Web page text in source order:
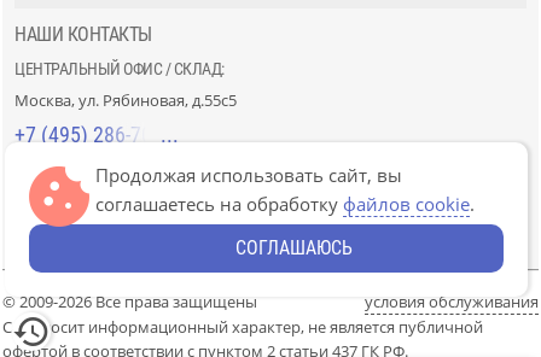
НАШИ КОНТАКТЫ
ЦЕНТРАЛЬНЫЙ ОФИС / СКЛАД:
Москва, ул. Рябиновая, д.55с5
+7 (495) 286-70-40
СТРОЙРЫНОК «СЛАВЯНСКИЙ МИР»:
Москва, 41км МКАД, пав. Г-14/7-8 и Д-14/7-8
+7 (499) 226-74-18
© 2009-2026 Все права защищены
условия обслуживания
Сайт носит информационный характер, не является публичной
офертой в соответствии с пунктом 2 статьи 437 ГК РФ.
Продолжая использовать сайт, вы
соглашаетесь на обработку файлов cookie.
СОГЛАШАЮСЬ